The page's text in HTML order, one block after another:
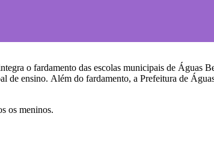
o fardamento das escolas municipais de Águas
ensino. Além do fardamento, a Prefeitura de
os meninos.